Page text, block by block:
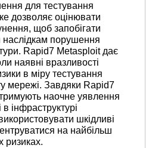
для тестування
дозволяє оцінювати
щоб запобігати
наслідкам порушення
Rapid7 Metasploit дає
наявні вразливості
в міру тестування
мережі. Завдяки Rapid7
наочне уявлення
в інфраструктурі
шкідливі
на найбільш
ризиках.